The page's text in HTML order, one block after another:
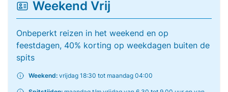
Weekend Vrij
Onbeperkt reizen in het weekend en op
feestdagen, 40% korting op weekdagen buiten de
spits
Weekend: vrijdag 18:30 tot maandag 04:00